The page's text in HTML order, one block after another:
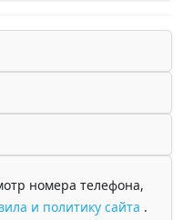
номера телефона,
и политику сайта .